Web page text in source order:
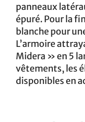
panneaux
épuré. Pour la
blanche pour
L’armoire
Midera » en 5
vêtements, les
disponibles en